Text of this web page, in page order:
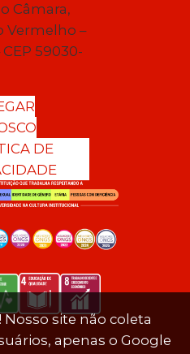
Câmara,
Vermelho –
59030-
DE
site não coleta
apenas o Google